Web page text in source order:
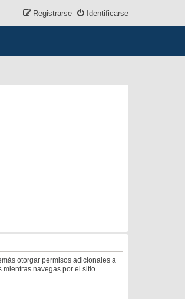
Identificarse
Registrarse
otorgar permisos adicionales a
navegas por el sitio.